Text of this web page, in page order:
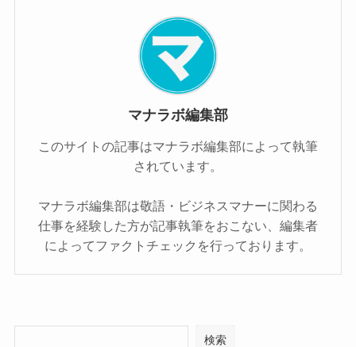
マナラボ編集部
このサイトの記事はマナラボ編集部によって執筆
されています。
マナラボ編集部は敬語・ビジネスマナーに関わる
仕事を経験した方が記事執筆をおこない、編集者
によってファクトチェックを行っております。
検索